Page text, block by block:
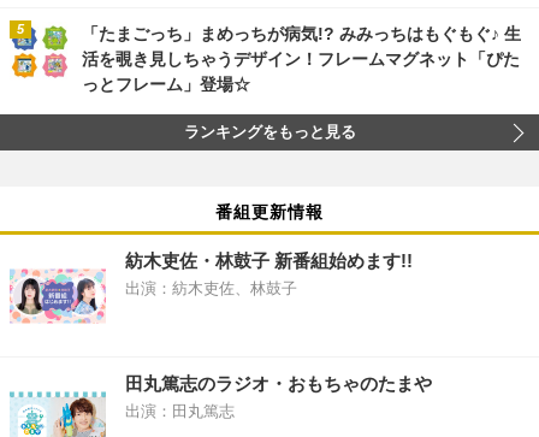
「たまごっち」まめっちが病気!? みみっちはもぐもぐ♪ 生
活を覗き見しちゃうデザイン！フレームマグネット「ぴた
っとフレーム」登場☆
ランキングをもっと見る
番組更新情報
紡木吏佐・林鼓子 新番組始めます!!
出演：紡木吏佐、林鼓子
田丸篤志のラジオ・おもちゃのたまや
出演：田丸篤志